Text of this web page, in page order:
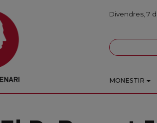
Divendres, 7
MONESTIR